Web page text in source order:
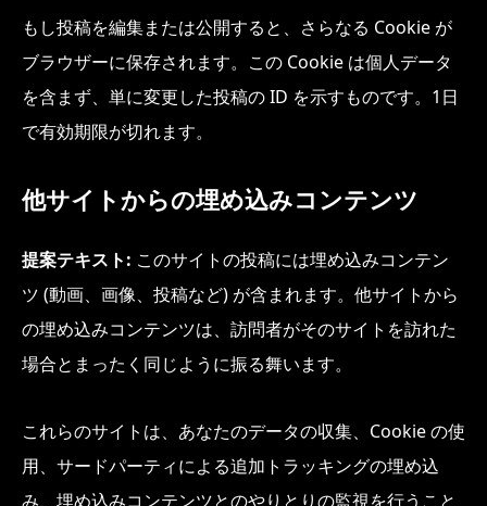
もし投稿を編集または公開すると、さらなる Cookie が
ブラウザーに保存されます。この Cookie は個人データ
を含まず、単に変更した投稿の ID を示すものです。1日
で有効期限が切れます。
他サイトからの埋め込みコンテンツ
提案テキスト: このサイトの投稿には埋め込みコンテン
ツ (動画、画像、投稿など) が含まれます。他サイトから
の埋め込みコンテンツは、訪問者がそのサイトを訪れた
場合とまったく同じように振る舞います。
これらのサイトは、あなたのデータの収集、Cookie の使
用、サードパーティによる追加トラッキングの埋め込
み、埋め込みコンテンツとのやりとりの監視を行うこと